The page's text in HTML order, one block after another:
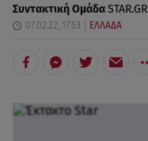
Συντακτική ΟμάδαSTAR.GR
07.02.22, 17:53 ΕΛΛΑΔΑ